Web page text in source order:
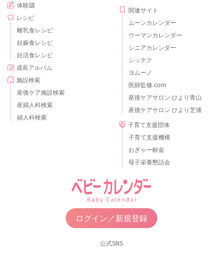
体験談
レシピ
離乳食レシピ
妊娠食レシピ
妊活食レシピ
成長アルバム
施設検索
産後ケア施設検索
産婦人科検索
婦人科検索
関連サイト
ムーンカレンダー
ウーマンカレンダー
シニアカレンダー
シッテク
ヨムーノ
医師監修.com
産後ケアサロン ひより青山
産後ケアサロン ひより芝浦
子育て支援団体
子育て支援機構
おぎゃー献金
母子栄養懇話会
ログイン／新規登録
公式SNS